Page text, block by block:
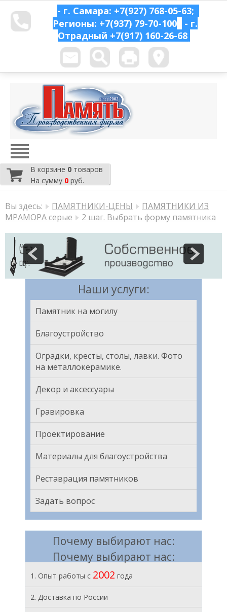
- г. Самара: +7(927) 768-05-63;
Регионы: +7(937) 79-70-100
- г.
Отрадный +7(917) 160-26-68
В корзине 0 товаров
На сумму 0 руб.
Вы здесь: ПАМЯТНИКИ-ЦЕНЫ
ПАМЯТНИКИ ИЗ
МРАМОРА серые
2 шаг. Выбрать форму памятника
Наши услуги:
Памятник на могилу
Благоустройство
Оградки, кресты, столы, лавки. Фото
на металлокерамике.
Декор и аксессуары
Гравировка
Проектирование
Материалы для благоустройства
Реставрация памятников
Задать вопрос
Почему выбирают нас:
Почему выбирают нас:
1. Опыт работы с 2002 года
2. Доставка по России